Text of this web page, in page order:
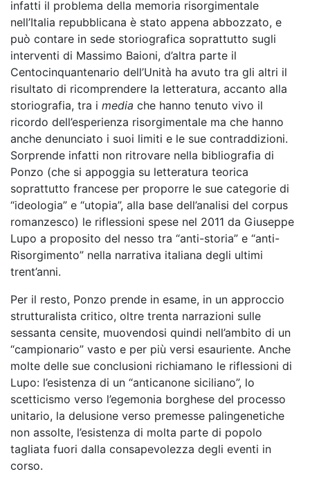
infatti il problema della memoria risorgimentale
nell’Italia repubblicana è stato appena abbozzato, e
può contare in sede storiografica soprattutto sugli
interventi di Massimo Baioni, d’altra parte il
Centocinquantenario dell’Unità ha avuto tra gli altri il
risultato di ricomprendere la letteratura, accanto alla
storiografia, tra i media che hanno tenuto vivo il
ricordo dell’esperienza risorgimentale ma che hanno
anche denunciato i suoi limiti e le sue contraddizioni.
Sorprende infatti non ritrovare nella bibliografia di
Ponzo (che si appoggia su letteratura teorica
soprattutto francese per proporre le sue categorie di
“ideologia” e “utopia”, alla base dell’analisi del corpus
romanzesco) le riflessioni spese nel 2011 da Giuseppe
Lupo a proposito del nesso tra “anti-storia” e “anti-
Risorgimento” nella narrativa italiana degli ultimi
trent’anni.
Per il resto, Ponzo prende in esame, in un approccio
strutturalista critico, oltre trenta narrazioni sulle
sessanta censite, muovendosi quindi nell’ambito di un
“campionario” vasto e per più versi esauriente. Anche
molte delle sue conclusioni richiamano le riflessioni di
Lupo: l’esistenza di un “anticanone siciliano”, lo
scetticismo verso l’egemonia borghese del processo
unitario, la delusione verso premesse palingenetiche
non assolte, l’esistenza di molta parte di popolo
tagliata fuori dalla consapevolezza degli eventi in
corso.